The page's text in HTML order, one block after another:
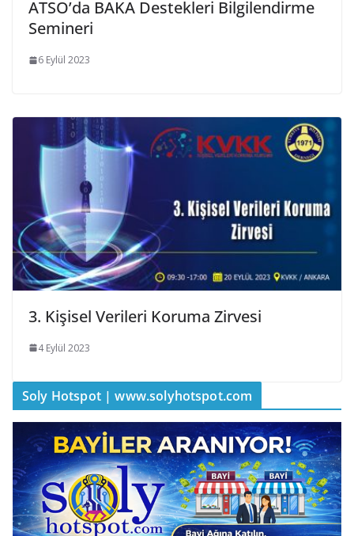
ATSO’da BAKA Destekleri Bilgilendirme
Semineri
6 Eylül 2023
3. Kişisel Verileri Koruma Zirvesi
4 Eylül 2023
Soly Hotspot | www.solyhotspot.com